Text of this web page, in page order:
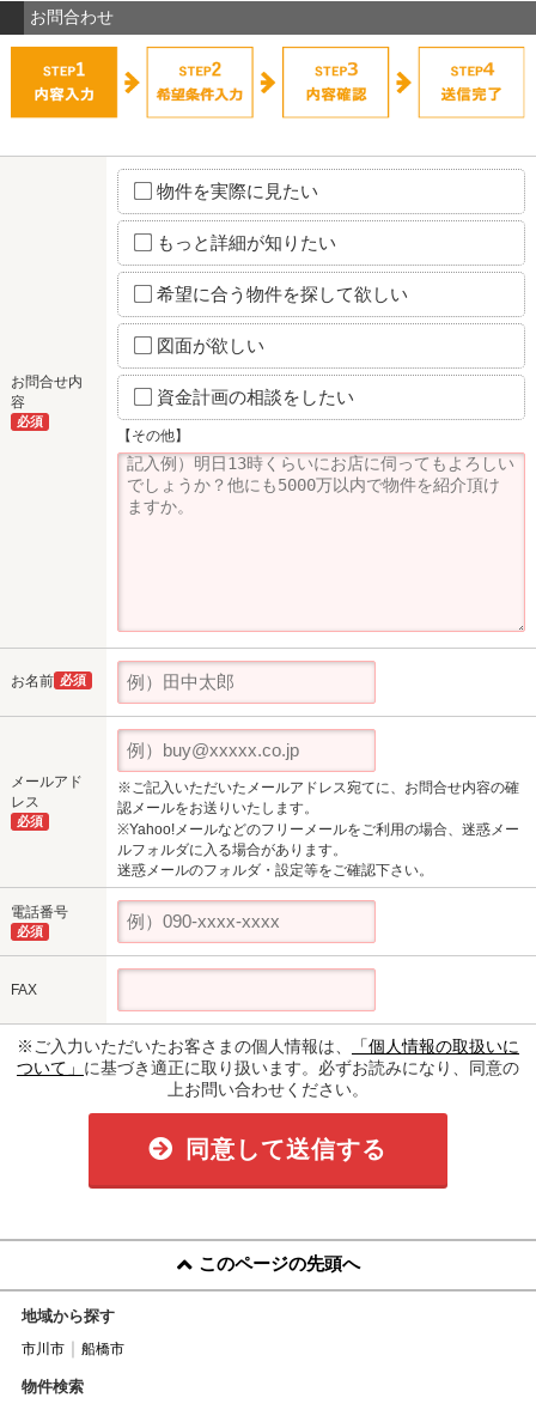
お問合わせ
お問合せ内
容
必須
物件を実際に見たい
もっと詳細が知りたい
希望に合う物件を探して欲しい
図面が欲しい
資金計画の相談をしたい
【その他】
お名前 必須
メールアド
レス
必須
※ご記入いただいたメールアドレス宛てに、お問合せ内容の確
認メールをお送りいたします。
※Yahoo!メールなどのフリーメールをご利用の場合、迷惑メー
ルフォルダに入る場合があります。
迷惑メールのフォルダ・設定等をご確認下さい。
電話番号
必須
FAX
※ご入力いただいたお客さまの個人情報は、
「個人情報の取扱いに
ついて」 に基づき適正に取り扱います。必ずお読みになり、同意の
上お問い合わせください。
同意して送信する
このページの先頭へ
地域から探す
市川市 船橋市
物件検索